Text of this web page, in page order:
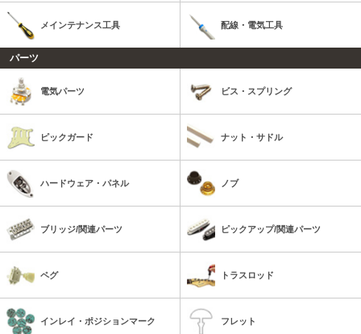
メインテナンス工具 配線・電気工具
パーツ
電気パーツ ビス・スプリング
ピックガード ナット・サドル
ハードウェア・パネル ノブ
ブリッジ/関連パーツ ピックアップ/関連パーツ
ペグ トラスロッド
インレイ・ポジションマーク フレット